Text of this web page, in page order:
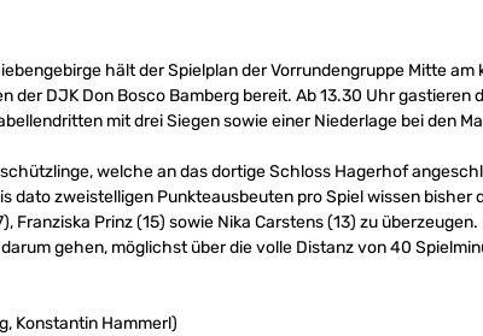
hält der Spielplan der Vorrundengruppe Mitte
der DJK Don Bosco Bamberg bereit. Ab 13.30 Uhr gastieren
mit drei Siegen sowie einer Niederlage bei den
welche an das dortige Schloss Hagerhof
dato zweistelligen Punkteausbeuten pro Spiel wissen bisher
Franziska Prinz (15) sowie Nika Carstens (13) zu
gehen, möglichst über die volle Distanz von 40
Konstantin Hammerl)